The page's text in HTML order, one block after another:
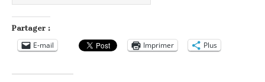
Partager :
E-mail Imprimer Plus